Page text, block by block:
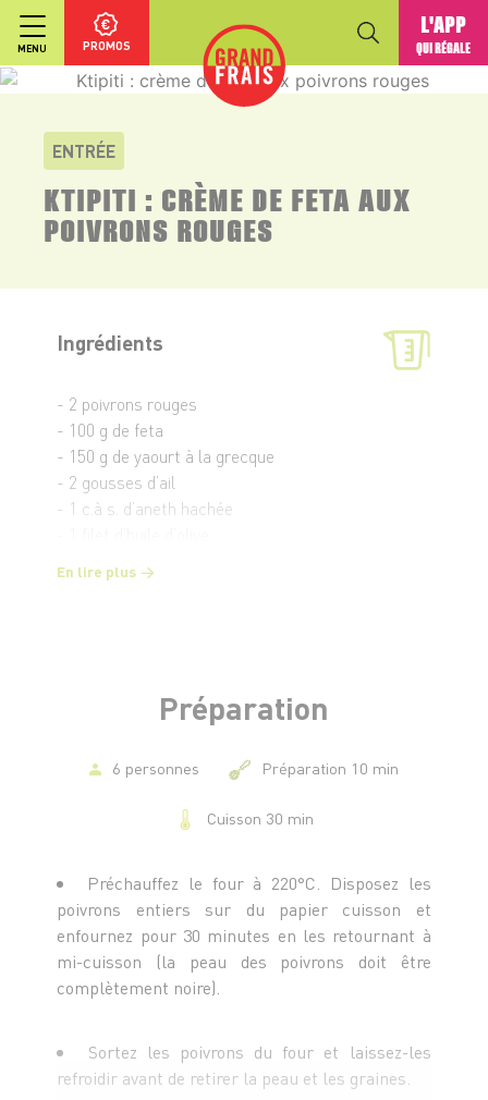
MENU PROMOS
L'APP
QUI RÉGALE
ENTRÉE
KTIPITI : CRÈME DE FETA AUX
POIVRONS ROUGES
Ingrédients
- 2 poivrons rouges
- 100 g de feta
- 150 g de yaourt à la grecque
- 2 gousses d’ail
- 1 c.à s. d’aneth hachée
- 1 c.à s. de pignons de pin
En lire plus
Préparation
6 personnes Préparation 10 min
Cuisson 30 min
Préchauffez le four à 220°C. Disposez les
poivrons entiers sur du papier cuisson et
enfournez pour 30 minutes en les retournant à
mi-cuisson (la peau des poivrons doit être
complètement noire).
Sortez les poivrons du four et laissez-les
refroidir avant de retirer la peau et les graines.